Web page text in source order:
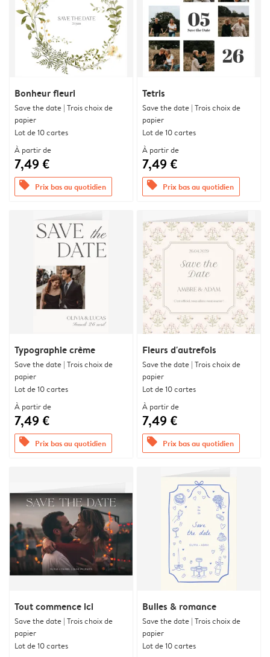
Bonheur fleuri
Save the date | Trois choix de
papier
Lot de 10 cartes
À partir de
7,49 €
offers Prix bas au quotidien
Tetris
Save the date | Trois choix de
papier
Lot de 10 cartes
À partir de
7,49 €
offers Prix bas au quotidien
Typographie crème
Save the date | Trois choix de
papier
Lot de 10 cartes
À partir de
7,49 €
offers Prix bas au quotidien
Fleurs d'autrefois
Save the date | Trois choix de
papier
Lot de 10 cartes
À partir de
7,49 €
offers Prix bas au quotidien
Tout commence ici
Save the date | Trois choix de
papier
Lot de 10 cartes
Bulles & romance
Save the date | Trois choix de
papier
Lot de 10 cartes